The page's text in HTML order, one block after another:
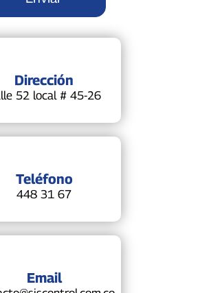
Dirección
52 local # 45-26
Teléfono
448 31 67
Email